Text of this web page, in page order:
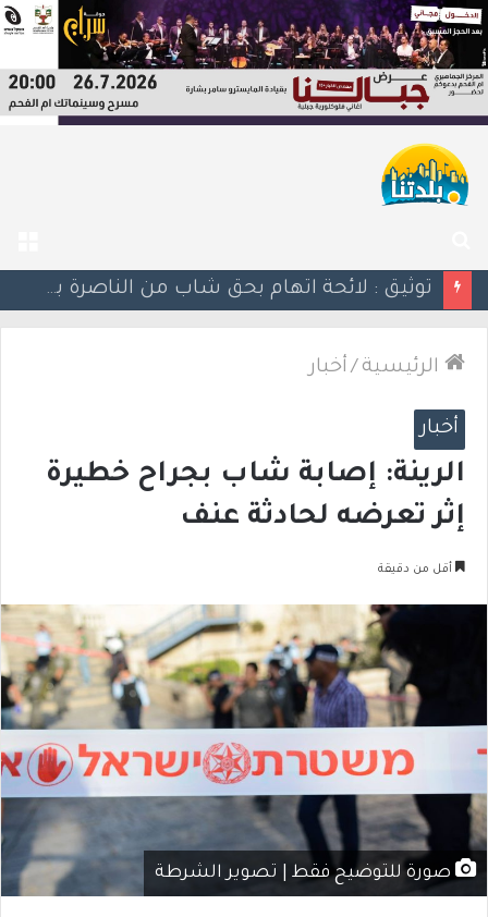
عن
توثيق : لائحة اتهام بحق شاب من الناصرة بعد ضبط مسدس ألقاه خلال محاولته الفرار من الشرطة
الرئيسية / أخبار
أخبار
الرينة: إصابة شاب بجراح خطيرة
إثر تعرضه لحادثة عنف
أقل من دقيقة
صورة للتوضيح فقط | تصوير الشرطة